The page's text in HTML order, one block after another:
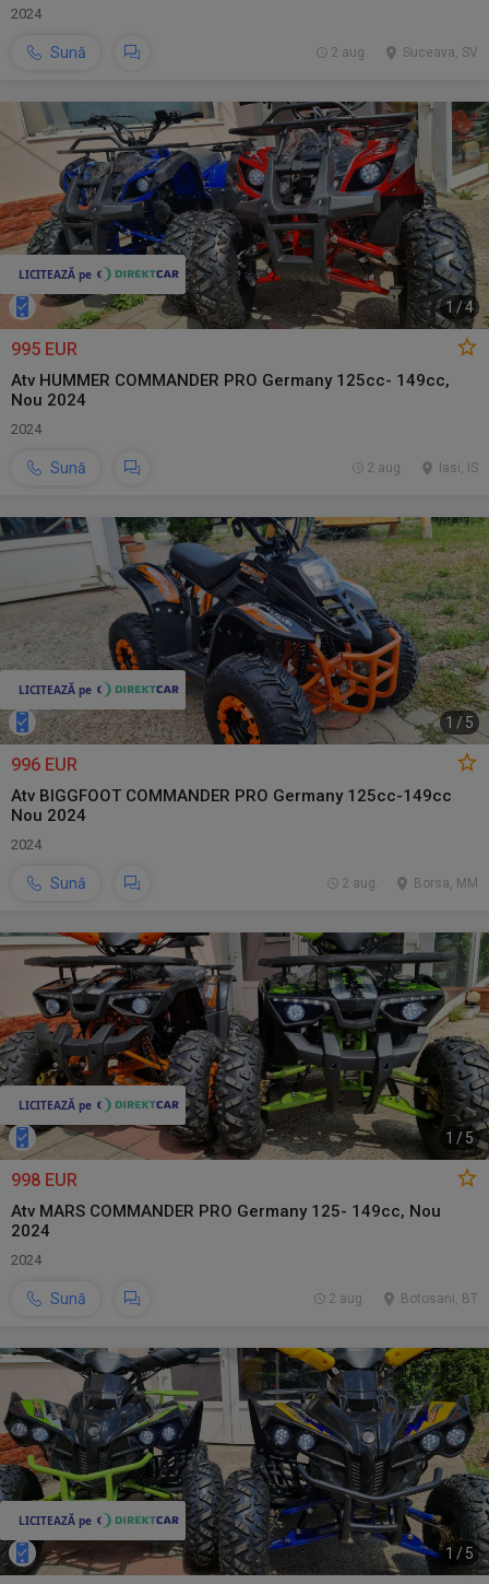
2024
Sună Suceava, SV
2 aug.
1 /4
995 EUR
Atv HUMMER COMMANDER PRO Germany 125cc- 149cc,
Nou 2024
2024
Sună Iasi, IS
2 aug.
1 /5
996 EUR
Atv BIGGFOOT COMMANDER PRO Germany 125cc-149cc
Nou 2024
2024
Sună Borsa, MM
2 aug.
1 /5
998 EUR
Atv MARS COMMANDER PRO Germany 125- 149cc, Nou
2024
2024
Sună Botosani, BT
2 aug.
1 / 5